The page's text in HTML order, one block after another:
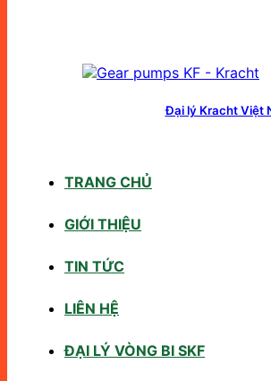
Đại lý Kracht Việt
TRANG CHỦ
GIỚI THIỆU
TIN TỨC
LIÊN HỆ
ĐẠI LÝ VÒNG BI SKF